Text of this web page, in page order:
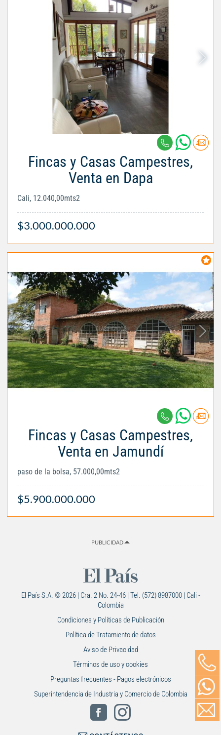
Fincas y Casas Campestres,
Venta en Dapa
Cali, 12.040,00mts2
$3.000.000.000
Fincas y Casas Campestres,
Venta en Jamundí
paso de la bolsa, 57.000,00mts2
$5.900.000.000
PUBLICIDAD
El País S.A. © 2026 | Cra. 2 No. 24-46 | Tel. (572) 8987000 | Cali -
Colombia
Condiciones y Políticas de Publicación
Política de Tratamiento de datos
Aviso de Privacidad
Términos de uso y cookies
Preguntas frecuentes - Pagos electrónicos
Superintendencia de Industria y Comercio de Colombia